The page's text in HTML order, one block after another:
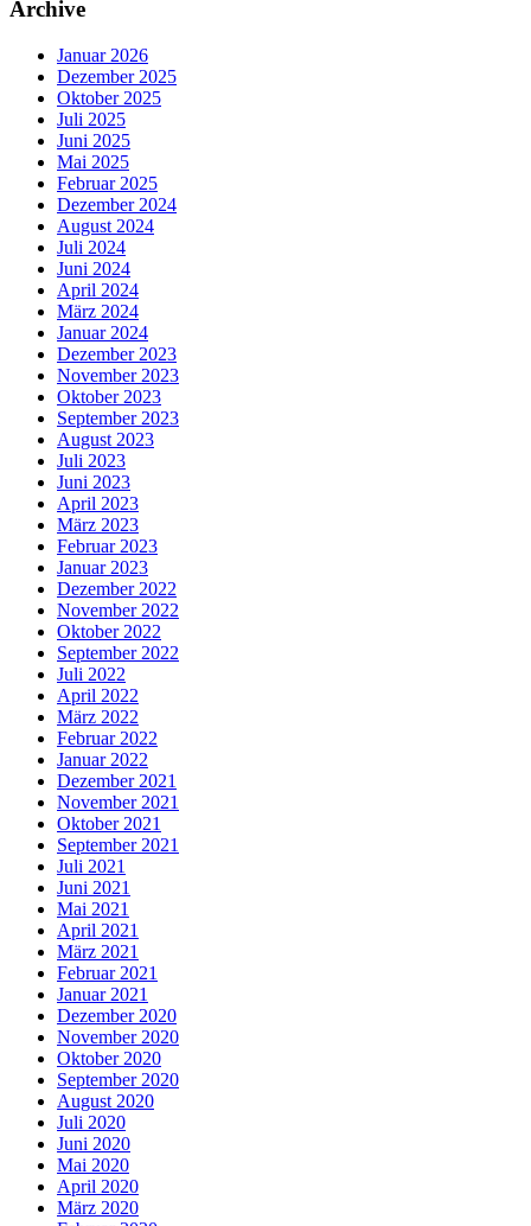
Archive
Januar 2026
Dezember 2025
Oktober 2025
Juli 2025
Juni 2025
Mai 2025
Februar 2025
Dezember 2024
August 2024
Juli 2024
Juni 2024
April 2024
März 2024
Januar 2024
Dezember 2023
November 2023
Oktober 2023
September 2023
August 2023
Juli 2023
Juni 2023
April 2023
März 2023
Februar 2023
Januar 2023
Dezember 2022
November 2022
Oktober 2022
September 2022
Juli 2022
April 2022
März 2022
Februar 2022
Januar 2022
Dezember 2021
November 2021
Oktober 2021
September 2021
Juli 2021
Juni 2021
Mai 2021
April 2021
März 2021
Februar 2021
Januar 2021
Dezember 2020
November 2020
Oktober 2020
September 2020
August 2020
Juli 2020
Juni 2020
Mai 2020
April 2020
März 2020